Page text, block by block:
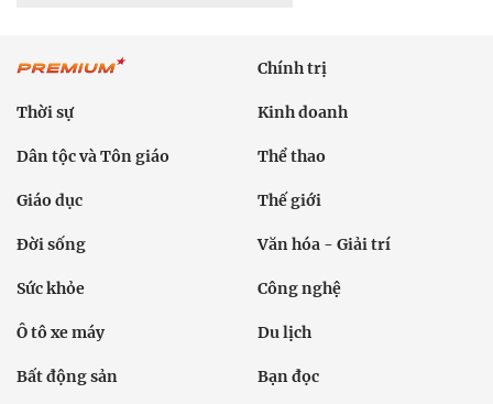
Chính trị
Thời sự Kinh doanh
Dân tộc và Tôn giáo Thể thao
Giáo dục Thế giới
Đời sống Văn hóa - Giải trí
Sức khỏe Công nghệ
Ô tô xe máy Du lịch
Bất động sản Bạn đọc